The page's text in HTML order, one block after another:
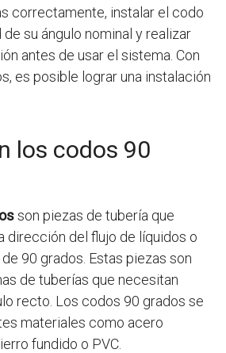
correctamente, instalar el codo
su ángulo nominal y realizar
antes de usar el sistema. Con
es posible lograr una instalación
los codos 90
son piezas de tubería que
dirección del flujo de líquidos o
90 grados. Estas piezas son
de tuberías que necesitan
recto. Los codos 90 grados se
materiales como acero
fundido o PVC.